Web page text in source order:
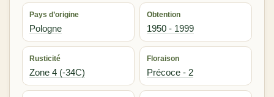
Pays d’origine
Pologne
Obtention
1950 - 1999
Rusticité
Zone 4 (-34C)
Floraison
Précoce - 2